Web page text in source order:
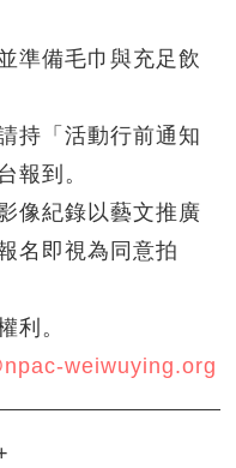
準備毛巾與充足飲
持「活動行前通知
報到。
像紀錄以藝文推廣
名即視為同意拍
利。
weiwuying.org